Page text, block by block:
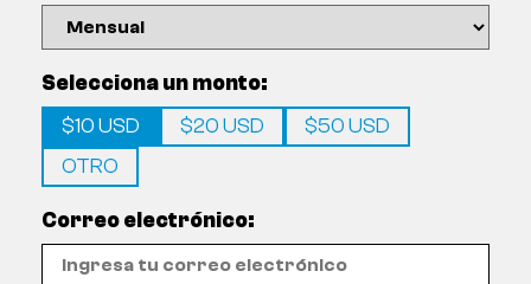
Selecciona un monto:
$10 USD
$20 USD
$50 USD
OTRO
Correo electrónico: